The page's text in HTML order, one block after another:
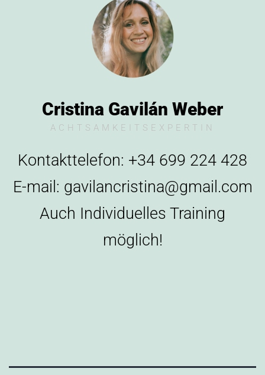
Cristina Gavilán Weber
ACHTSAMKEITSEXPERTIN
Kontakttelefon: +34 699 224 428
E-mail: gavilancristina@gmail.com
Auch Individuelles Training
möglich!